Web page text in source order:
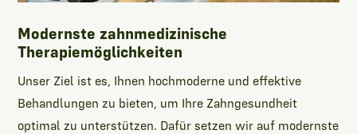
Modernste zahnmedizinische
Therapiemöglichkeiten
Unser Ziel ist es, Ihnen hochmoderne und effektive
Behandlungen zu bieten, um Ihre Zahngesundheit
optimal zu unterstützen. Dafür setzen wir auf modernste